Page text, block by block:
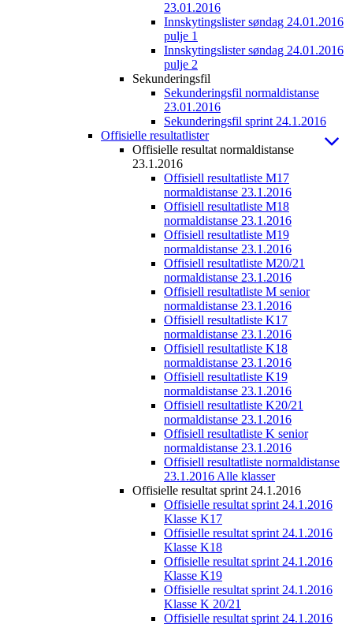
23.01.2016
Innskytingslister søndag 24.01.2016
pulje 1
Innskytingslister søndag 24.01.2016
pulje 2
Sekunderingsfil
Sekunderingsfil normaldistanse
23.01.2016
Sekunderingsfil sprint 24.1.2016
Offisielle resultatlister
Offisielle resultat normaldistanse
23.1.2016
Offisiell resultatliste M17
normaldistanse 23.1.2016
Offisiell resultatliste M18
normaldistanse 23.1.2016
Offisiell resultatliste M19
normaldistanse 23.1.2016
Offisiell resultatliste M20/21
normaldistanse 23.1.2016
Offisiell resultatliste M senior
normaldistanse 23.1.2016
Offisiell resultatliste K17
normaldistanse 23.1.2016
Offisiell resultatliste K18
normaldistanse 23.1.2016
Offisiell resultatliste K19
normaldistanse 23.1.2016
Offisiell resultatliste K20/21
normaldistanse 23.1.2016
Offisiell resultatliste K senior
normaldistanse 23.1.2016
Offisiell resultatliste normaldistanse
23.1.2016 Alle klasser
Offisielle resultat sprint 24.1.2016
Offisielle resultat sprint 24.1.2016
Klasse K17
Offisielle resultat sprint 24.1.2016
Klasse K18
Offisielle resultat sprint 24.1.2016
Klasse K19
Offisielle resultat sprint 24.1.2016
Klasse K 20/21
Offisielle resultat sprint 24.1.2016